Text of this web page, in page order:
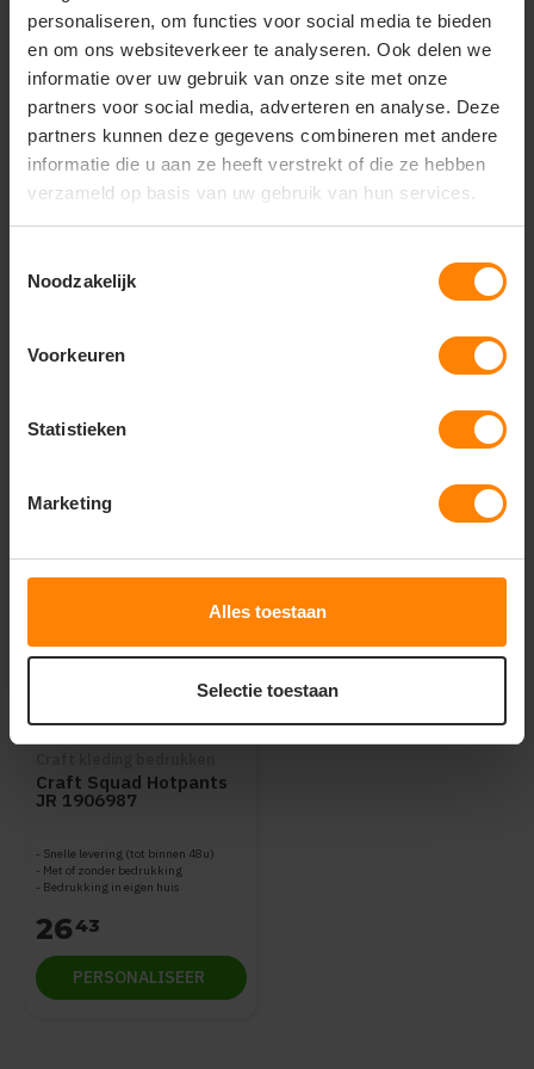
personaliseren, om functies voor social media te bieden
en om ons websiteverkeer te analyseren. Ook delen we
informatie over uw gebruik van onze site met onze
partners voor social media, adverteren en analyse. Deze
partners kunnen deze gegevens combineren met andere
informatie die u aan ze heeft verstrekt of die ze hebben
verzameld op basis van uw gebruik van hun services.
Noodzakelijk
Voorkeuren
Statistieken
Marketing
Alles toestaan
Selectie toestaan
Vragen? Neem contact
op met onze
klantenservice
call +31(0)418 511 972
mail info@jobopromotions.nl
Provincialeweg 59 - Velddriel
Dit vind je misschien ook leuk
Items van productcarrousel
Craft Squad Hotpants
JR 1906987
Snelle levering (tot binnen 48u)
Met of zonder bedrukking
Bedrukking in eigen huis
2643
PERSONALISEER